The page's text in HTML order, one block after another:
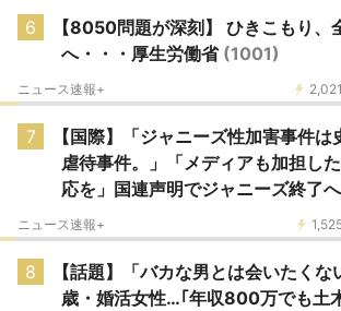
6
【8050問題が深刻】 ひきこもり、
へ・・・厚生労働省 (1001)
2,021
ニュース速報+
7
【国際】「ジャニーズ性加害事件
虐待事件。」「メディアも加担し
応を」国連声明でジャニーズ終了
ニュース速報+
8
【話題】「バカな男とは会いたく
歳・婚活女性…｢年収800万でも土